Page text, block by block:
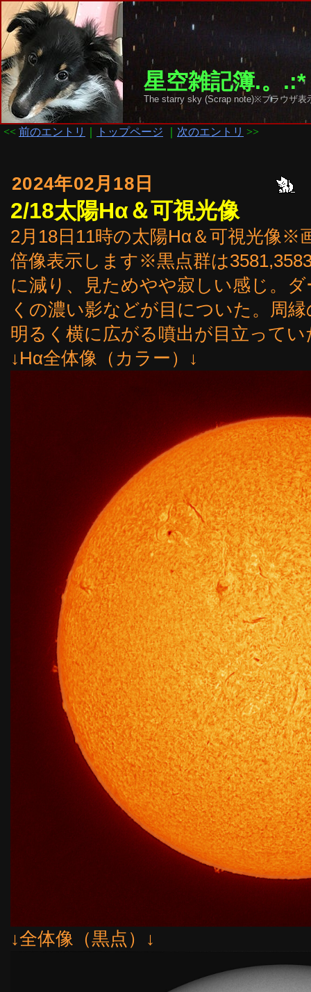
星空雑記簿.。
The starry sky (Scrap note)※ブラウザ
<< 前のエントリ トップページ 次のエントリ >>
2024年02月18日
2/18太陽Hα＆可視光像
2月18日11時の太陽Hα＆可視光像※
倍像表示します※黒点群は
に減り、見ためやや寂しい感じ。
くの濃い影などが目についた。周
明るく横に広がる噴出が目立ってい
↓Hα全体像（カラー）↓
↓全体像（黒点）↓